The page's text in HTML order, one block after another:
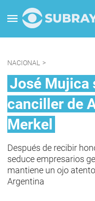
NACIONAL >
José Mujica
canciller de
Merkel
Después de recibir
seduce empresarios
mantiene un ojo
Argentina